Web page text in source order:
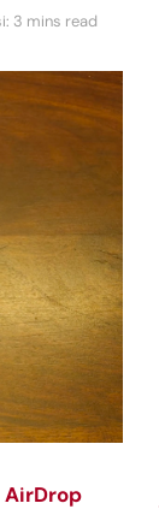
3 mins read
AirDrop